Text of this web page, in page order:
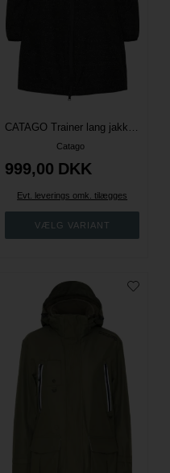
CATAGO Trainer lang jakke med refleks effekt - Sort
Catago
999,00 DKK
Evt. leverings omk. tilægges